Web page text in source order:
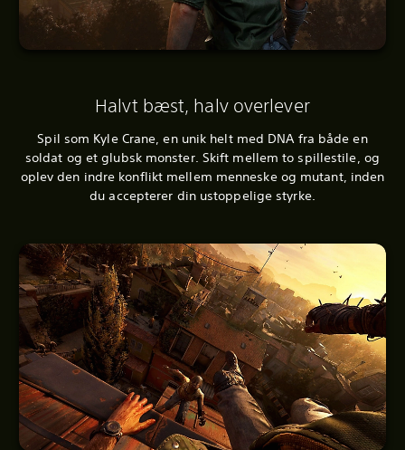
Halvt bæst, halv overlever
Spil som Kyle Crane, en unik helt med DNA fra både en
soldat og et glubsk monster. Skift mellem to spillestile, og
oplev den indre konflikt mellem menneske og mutant, inden
du accepterer din ustoppelige styrke.